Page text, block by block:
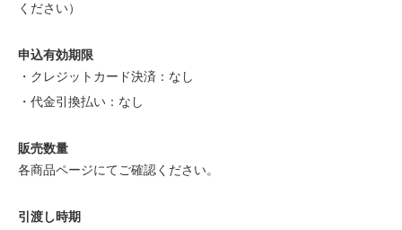
ください）
申込有効期限
・クレジットカード決済：なし
・代金引換払い：なし
販売数量
各商品ページにてご確認ください。
引渡し時期